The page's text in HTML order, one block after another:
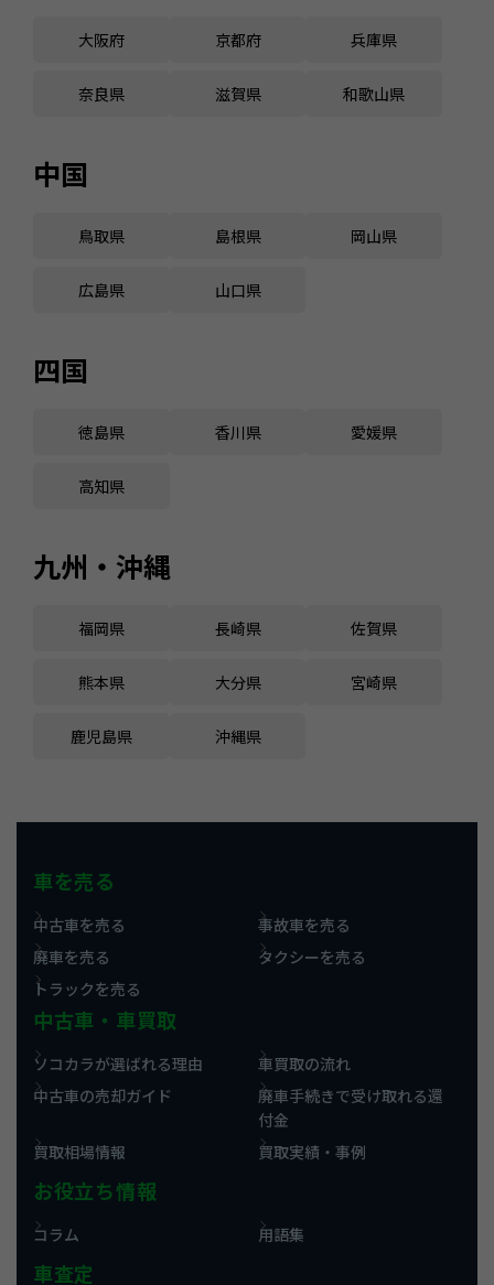
大阪府 京都府 兵庫県
奈良県 滋賀県 和歌山県
中国
鳥取県 島根県 岡山県
広島県 山口県
四国
徳島県 香川県 愛媛県
高知県
九州・沖縄
福岡県 長崎県 佐賀県
熊本県 大分県 宮崎県
鹿児島県 沖縄県
車を売る
中古車を売る
事故車を売る
廃車を売る
タクシーを売る
トラックを売る
中古車・車買取
ソコカラが選ばれる理由
車買取の流れ
中古車の売却ガイド
廃車手続きで受け取れる還
付金
買取相場情報
買取実績・事例
お役立ち情報
コラム 用語集
車査定